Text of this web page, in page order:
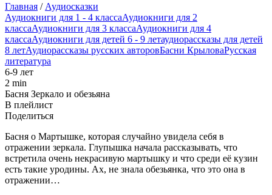
Главная / Аудиосказки
Аудиокниги для 1 - 4 классаАудиокниги для 2
классаАудиокниги для 3 классаАудиокниги для 4
классаАудиокниги для детей 6 - 9 летаудиорассказы для детей
8 летАудиорассказы русских авторовБасни КрыловаРусская
литература
6-9 лет
2 min
Басня Зеркало и обезьяна
В плейлист
Поделиться
Басня о Мартышке, которая случайно увидела себя в
отражении зеркала. Глупышка начала рассказывать, что
встретила очень некрасивую мартышку и что среди её кузин
есть такие уродины. Ах, не знала обезьянка, что это она в
отражении…